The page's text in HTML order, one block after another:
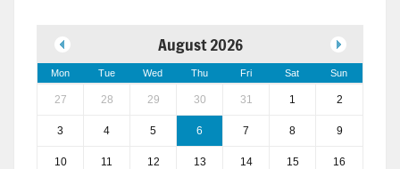
August 2026
Mon Tue Wed Thu Fri Sat Sun
27 28 29 30 31 1 2
3 4 5 6 7 8 9
10 11 12 13 14 15 16